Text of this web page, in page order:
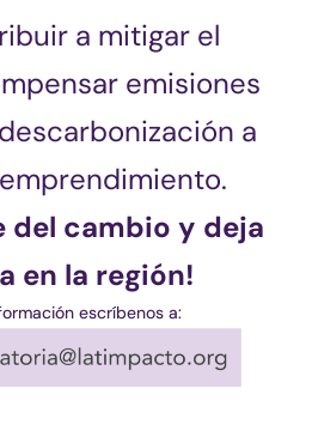
a mitigar el
emisiones
a
del cambio y deja
en la región!
escríbenos a: